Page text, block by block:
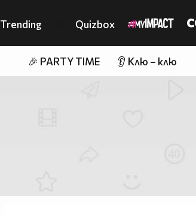
Trending Quizbox
🎉 PARTY TIME 👂 Клю – клю